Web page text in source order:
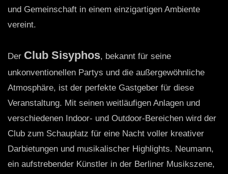
und Gemeinschaft in einem einzigartigen Ambiente
vereint.
Der Club Sisyphos, bekannt für seine
unkonventionellen Partys und die außergewöhnliche
Atmosphäre, ist der perfekte Gastgeber für diese
Veranstaltung. Mit seinen weitläufigen Anlagen und
verschiedenen Indoor- und Outdoor-Bereichen wird der
Club zum Schauplatz für eine Nacht voller kreativer
Darbietungen und musikalischer Highlights. Neumann,
ein aufstrebender Künstler in der Berliner Musikszene,